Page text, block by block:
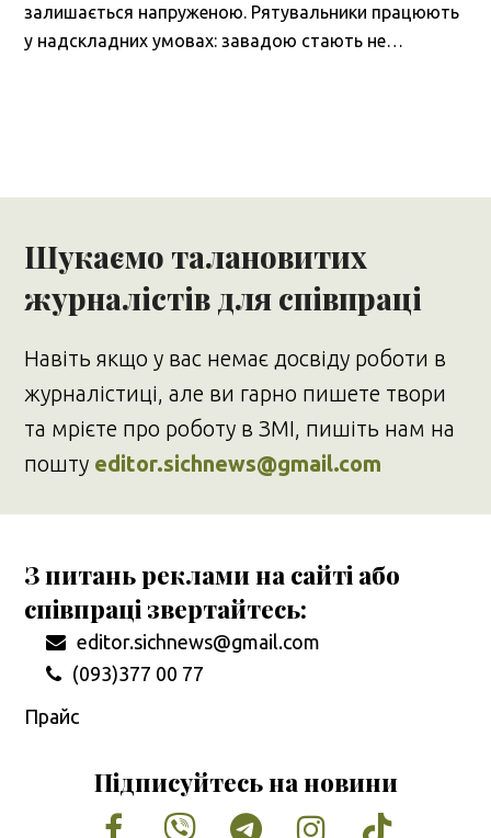
залишається напруженою. Рятувальники працюють
у надскладних умовах: завадою стають не…
Шукаємо талановитих
журналістів для співпраці
Навіть якщо у вас немає досвіду роботи в
журналістиці, але ви гарно пишете твори
та мрієте про роботу в ЗМІ, пишіть нам на
пошту editor.sichnews@gmail.com
З питань реклами на сайті або
співпраці звертайтесь:
editor.sichnews@gmail.com
(093)377 00 77
Прайс
Підписуйтесь на новини
Facebook
VimeoTumblrInstagram
Tiktok